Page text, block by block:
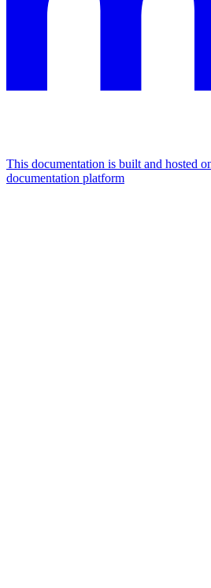
This documentation is built and hosted
documentation platform